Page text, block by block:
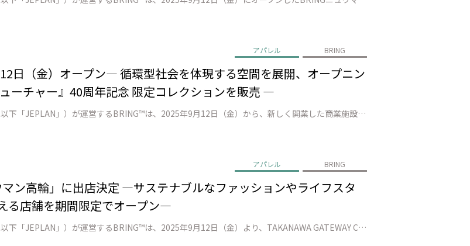
アパレル BRING
日（金）オープン― 循環型社会を体現する空間を展開、オープニン
ーチャー』40周年記念 限定コレクションを販売 ―
株式会社JEPLAN（代表取締役 執行役員社長：髙尾 正樹、以下「JEPLAN」）が運営するBRING™は、2025年9月12日（金）から、新しく開業した商業施設 ニュウマン高輪 North 4Fに、期間限定店舗（以下「本店舗」）をオープンしました。 BRING™は繊維から生まれた再生ポリエステル「BRING Mate…
アパレル BRING
ン高輪」に出店決定 ―サステナブルなファッションやライフスタ
る店舗を期間限定でオープン―
株式会社JEPLAN（代表取締役 執行役員社長：髙尾 正樹、以下「JEPLAN」）が運営するBRING™は、2025年9月12日（金）より、TAKANAWA GATEWAY CITYに新しく開業する商業施設「ニュウマン高輪」に、期間限定店舗（以下「本店舗」）をオープンすることをお知らせします。 このたび、BRINGは循…